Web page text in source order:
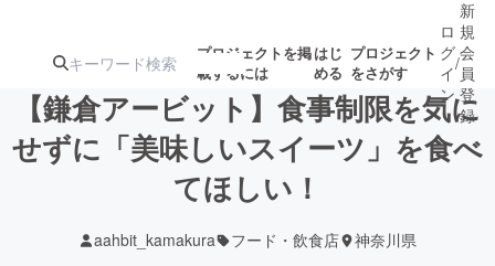
プロジェクトを掲
載するには
はじ
める
プロジェクト
をさがす
注目の新着プロ募集終了が近いプ
ロ
グ
イ
ン
/
新
規
会
員
登
録
【鎌倉アービット】食事制限を気に
せずに「美味しいスイーツ」を食べ
てほしい！
aahbit_kamakura フード・飲食店 神奈川県